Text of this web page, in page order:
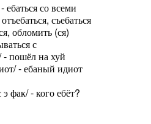
со всеми
съебаться
обломить (ся)
с
пошёл на хуй
- ебаный идиот
фак/ - кого ебёт?